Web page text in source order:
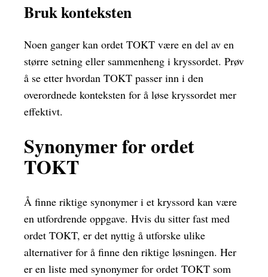
Bruk konteksten
Noen ganger kan ordet TOKT være en del av en
større setning eller sammenheng i kryssordet. Prøv
å se etter hvordan TOKT passer inn i den
overordnede konteksten for å løse kryssordet mer
effektivt.
Synonymer for ordet
TOKT
Å finne riktige synonymer i et kryssord kan være
en utfordrende oppgave. Hvis du sitter fast med
ordet TOKT, er det nyttig å utforske ulike
alternativer for å finne den riktige løsningen. Her
er en liste med synonymer for ordet TOKT som